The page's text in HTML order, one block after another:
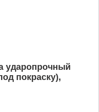
ударопрочный
покраску),